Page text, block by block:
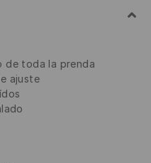
de toda la prenda
ajuste